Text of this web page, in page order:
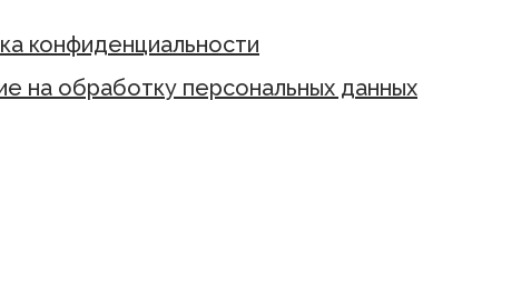
конфиденциальности
на обработку персональных данных